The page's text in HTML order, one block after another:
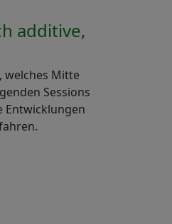
additive,
welches Mitte
Sessions
Entwicklungen